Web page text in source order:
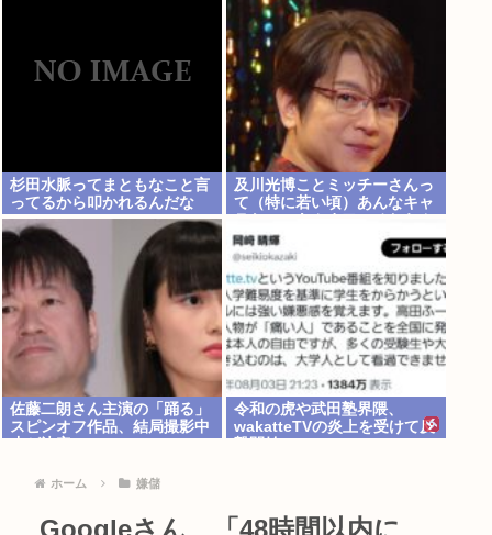
杉田水脈ってまともなこと言
ってるから叩かれるんだな
及川光博ことミッチーさんっ
て（特に若い頃）あんなキャ
よな、男でも
佐藤二朗さん主演の「踊る」
スピンオフ作品、結局撮影中
令和の虎や武田塾界隈、
wakatteTVの炎上を受けて反
ホーム 嫌儲
Googleさん、「48時間以内に